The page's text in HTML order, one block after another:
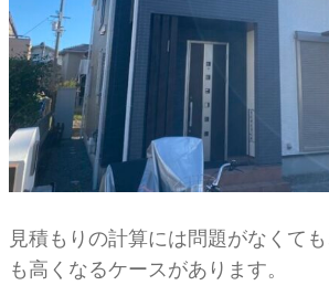
見積もりの計算には問題がなくて
も高くなるケースがあります。